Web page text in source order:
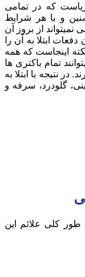
که در تمامی
و با هر شرایط
از بروز آن
ابتلا به آن را
اینجاست که همه
تمام باکتری ها
در نتیجه با ابتلا به
گلودرد، سرفه و
طور کلی علائم این